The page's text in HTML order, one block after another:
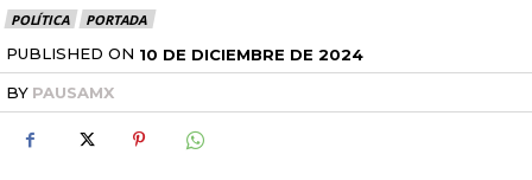
POLÍTICA PORTADA
PUBLISHED ON 10 DE DICIEMBRE DE 2024
BY PAUSAMX